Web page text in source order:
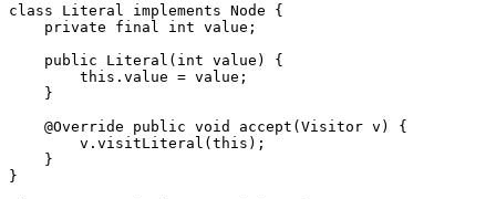
class Literal implements Node {
    private final int value;
    public Literal(int value) {
        this.value = value;
    }
    @Override public void accept(Visitor v) {
        v.visitLiteral(this);
    }
}